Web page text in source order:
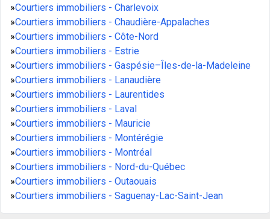
»Courtiers immobiliers - Charlevoix
»Courtiers immobiliers - Chaudière-Appalaches
»Courtiers immobiliers - Côte-Nord
»Courtiers immobiliers - Estrie
»Courtiers immobiliers - Gaspésie–Îles-de-la-Madeleine
»Courtiers immobiliers - Lanaudière
»Courtiers immobiliers - Laurentides
»Courtiers immobiliers - Laval
»Courtiers immobiliers - Mauricie
»Courtiers immobiliers - Montérégie
»Courtiers immobiliers - Montréal
»Courtiers immobiliers - Nord-du-Québec
»Courtiers immobiliers - Outaouais
»Courtiers immobiliers - Saguenay-Lac-Saint-Jean